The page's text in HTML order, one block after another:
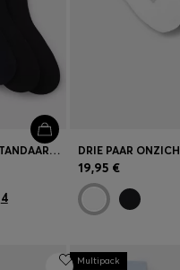
VIJF PAAR SOKKEN IN STANDAARDLENGTE VAN EEN KATOENMIX
4
19,95 €
Multipack